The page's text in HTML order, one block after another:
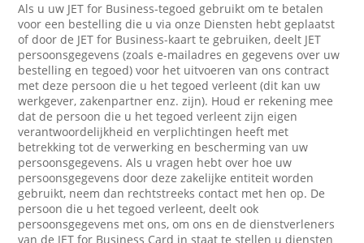
Als u uw JET for Business-tegoed gebruikt om te betalen
voor een bestelling die u via onze Diensten hebt geplaatst
of door de JET for Business-kaart te gebruiken, deelt JET
persoonsgegevens (zoals e-mailadres en gegevens over uw
bestelling en tegoed) voor het uitvoeren van ons contract
met deze persoon die u het tegoed verleent (dit kan uw
werkgever, zakenpartner enz. zijn). Houd er rekening mee
dat de persoon die u het tegoed verleent zijn eigen
verantwoordelijkheid en verplichtingen heeft met
betrekking tot de verwerking en bescherming van uw
persoonsgegevens. Als u vragen hebt over hoe uw
persoonsgegevens door deze zakelijke entiteit worden
gebruikt, neem dan rechtstreeks contact met hen op. De
persoon die u het tegoed verleent, deelt ook
persoonsgegevens met ons, om ons en de dienstverleners
van de JET for Business Card in staat te stellen u diensten